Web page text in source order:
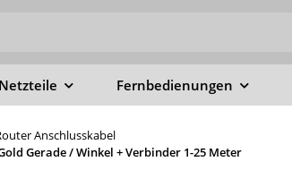
Netzteile Fernbedienungen
Anschlusskabel
Gerade / Winkel + Verbinder 1-25 Meter